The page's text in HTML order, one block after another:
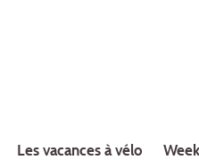
Les vacances à vélo